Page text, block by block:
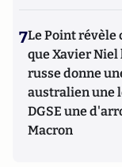
7Le Point révèle
que Xavier Niel
russe donne
australien une
DGSE une
Macron